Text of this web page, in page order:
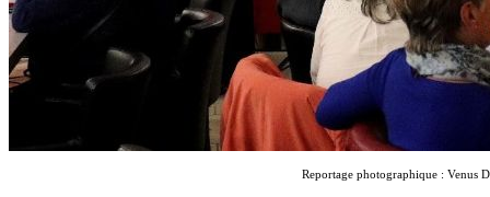
Reportage photographique : Venus